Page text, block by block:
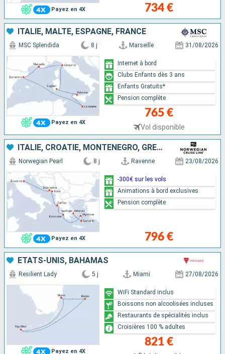
Payez en 4X 734 €
ITALIE, MALTE, ESPAGNE, FRANCE
Payez en 4X
MSC Splendida 8 j Marseille 31/08/2026
765 €
Vol disponible
Internet à bord
Clubs Enfants dès 3 ans
Enfants Gratuits*
Pension complète
ITALIE, CROATIE, MONTÉNÉGRO, GRÈCE
Payez en 4X
Norwegian Pearl 8 j Ravenne 23/08/2026
796 €
-300€ sur les vols
Animations à bord exclusives
Pension complète
ÉTATS-UNIS, BAHAMAS
Payez en 4X
Resilient Lady 5 j Miami 27/08/2026
821 €
WiFi Standard inclus
Boissons non alcoolisées incluses
Restaurants de spécialités inclus
Croisières 100 % adultes